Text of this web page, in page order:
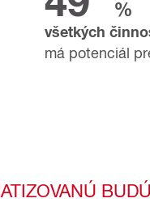
%
všetkých
má potenciál